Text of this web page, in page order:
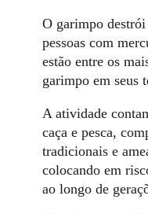
O garimpo destrói
pessoas com
estão entre os
garimpo em seus
A atividade
caça e pesca,
tradicionais e
colocando em
ao longo de